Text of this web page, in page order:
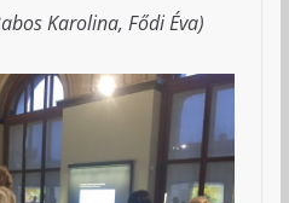
Karolina, Fődi Éva)